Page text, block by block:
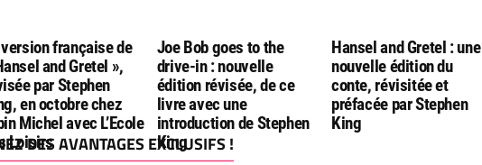
française de
and Gretel »,
par Stephen
en octobre chez
Michel avec L’Ecole
Loisirs
Joe Bob goes to the
drive-in : nouvelle
édition révisée, de ce
livre avec une
introduction de Stephen
King
Hansel and Gretel : une
nouvelle édition du
conte, révisitée et
préfacée par Stephen
King
DES AVANTAGES EXCLUSIFS !